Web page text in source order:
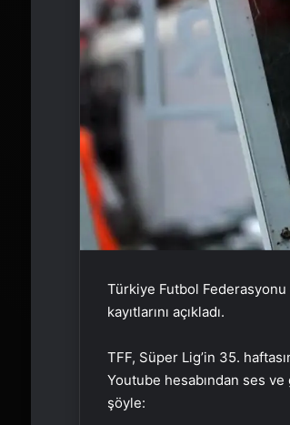
Türkiye Futbol Federasyonu
kayıtlarını açıkladı.
TFF, Süper Lig’in 35.
Youtube hesabından ses
şöyle: